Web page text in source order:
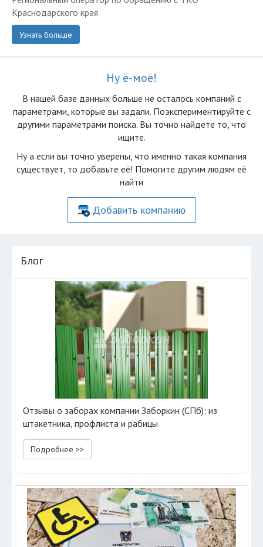
Краснодарского края
Узнать больше
Ну ё-моё!
В нашей базе данных больше не осталоcь компаний с
параметрами, которые вы задали. Поэкспериментируйте с
другими параметрами поиска. Вы точно найдете то, что
ищите.
Ну а если вы точно уверены, что именно такая компания
существует, то добавьте её! Помогите другим людям её
найти
Добавить компанию
Блог
Отзывы о заборах компании Заборкин (СПб): из
штакетника, профлиста и рабицы
Подробнее >>